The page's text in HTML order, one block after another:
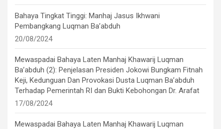
Bahaya Tingkat Tinggi: Manhaj Jasus Ikhwani
Pembangkang Luqman Ba’abduh
20/08/2024
Mewaspadai Bahaya Laten Manhaj Khawarij Luqman
Ba’abduh (2): Penjelasan Presiden Jokowi Bungkam Fitnah
Keji, Kedunguan Dan Provokasi Dusta Luqman Ba’abduh
Terhadap Pemerintah RI dan Bukti Kebohongan Dr. Arafat
17/08/2024
Mewaspadai Bahaya Laten Manhaj Khawarij Luqman